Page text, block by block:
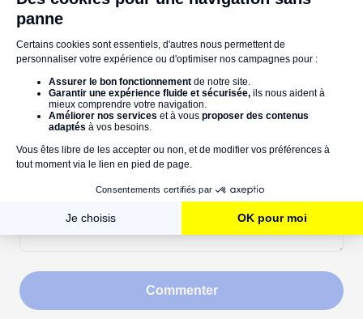
Votre nom
Commentaires
Commenter